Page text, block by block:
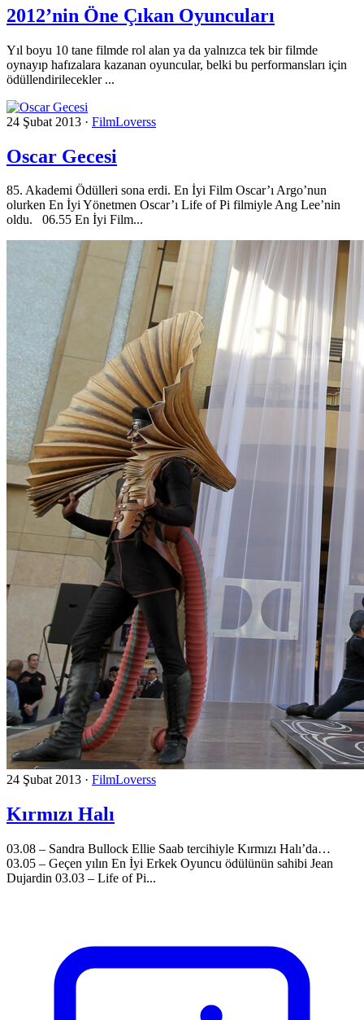
2012’nin Öne Çıkan Oyuncuları
Yıl boyu 10 tane filmde rol alan ya da yalnızca tek bir filmde
oynayıp hafızalara kazanan oyuncular, belki bu performansları için
ödüllendirilecekler ...
24 Şubat 2013 · FilmLoverss
Oscar Gecesi
85. Akademi Ödülleri sona erdi. En İyi Film Oscar’ı Argo’nun
olurken En İyi Yönetmen Oscar’ı Life of Pi filmiyle Ang Lee’nin
oldu. 06.55 En İyi Film...
24 Şubat 2013 · FilmLoverss
Kırmızı Halı
03.08 – Sandra Bullock Ellie Saab tercihiyle Kırmızı Halı’da…
03.05 – Geçen yılın En İyi Erkek Oyuncu ödülünün sahibi Jean
Dujardin 03.03 – Life of Pi...